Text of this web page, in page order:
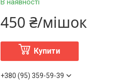
В наявності
450 ₴/мішок
Купити
+380 (95) 359-59-39